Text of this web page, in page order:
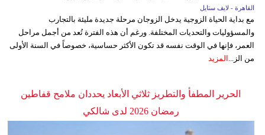
القاهرة - لايف ستايل
مع بداية الحياة الزوجية يدخل الزوجان مرحلة جديدة مليئة بالتجارب
والمسؤوليات والتحديات المختلفة. ورغم أن هذه الفترة تُعد من أجمل مراحل
العمر، فإنها في الوقت نفسه قد تكون الأكثر حساسية، خصوصاً في السنة الأولى
من الز...
المزيد
الحرير المطفأ والتطريز ثلاثي الأبعاد يحددان ملامح قفاطين
رمضان 2026 لدى شالكي